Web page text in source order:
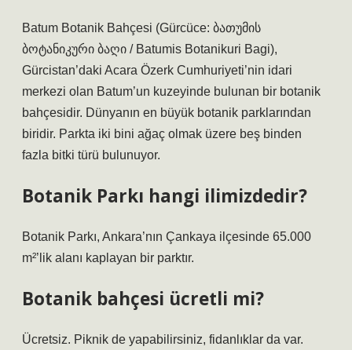
Batum Botanik Bahçesi (Gürcüce: ბათუმის
ბოტანიკური ბაღი / Batumis Botanikuri Bagi),
Gürcistan’daki Acara Özerk Cumhuriyeti’nin idari
merkezi olan Batum’un kuzeyinde bulunan bir botanik
bahçesidir. Dünyanın en büyük botanik parklarından
biridir. Parkta iki bini ağaç olmak üzere beş binden
fazla bitki türü bulunuyor.
Botanik Parkı hangi ilimizdedir?
Botanik Parkı, Ankara’nın Çankaya ilçesinde 65.000
m²’lik alanı kaplayan bir parktır.
Botanik bahçesi ücretli mi?
Ücretsiz. Piknik de yapabilirsiniz, fidanlıklar da var.